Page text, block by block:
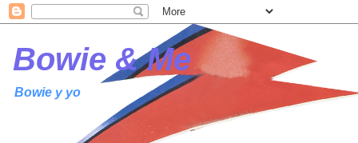
Bowie & Me
Bowie y yo